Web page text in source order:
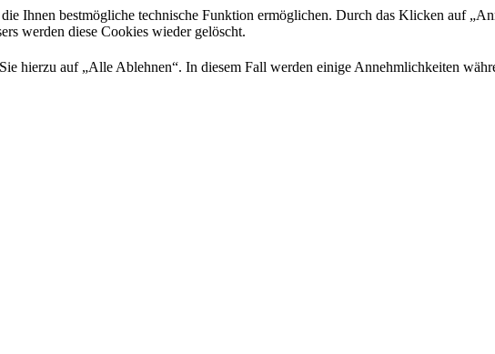
Ihnen bestmögliche technische Funktion ermöglichen. Durch das Klicken auf
werden diese Cookies wieder gelöscht.
hierzu auf „Alle Ablehnen“. In diesem Fall werden einige Annehmlichkeiten